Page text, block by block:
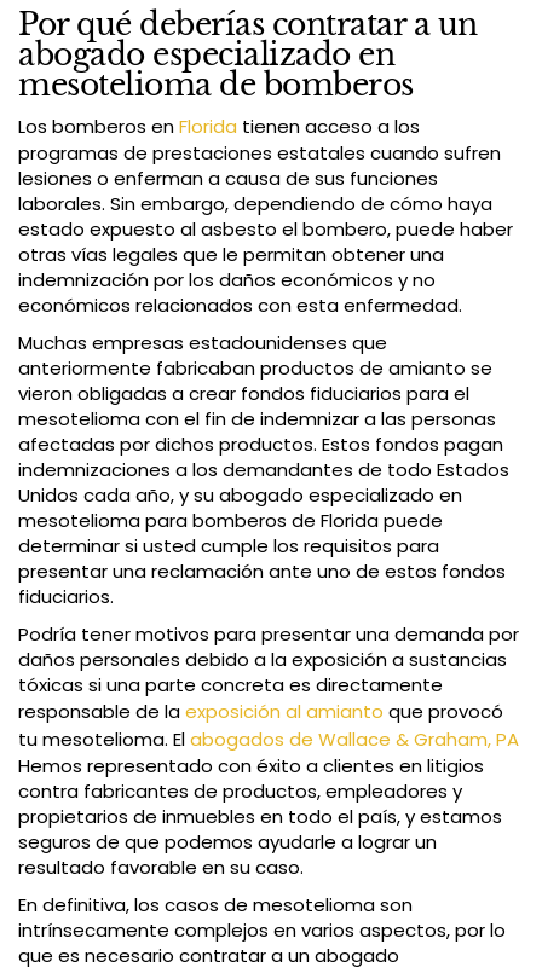
Por qué deberías contratar a un
abogado especializado en
mesotelioma de bomberos
Los bomberos enFlorida tienen acceso a los
programas de prestaciones estatales cuando sufren
lesiones o enferman a causa de sus funciones
laborales. Sin embargo, dependiendo de cómo haya
estado expuesto al asbesto el bombero, puede haber
otras vías legales que le permitan obtener una
indemnización por los daños económicos y no
económicos relacionados con esta enfermedad.
Muchas empresas estadounidenses que
anteriormente fabricaban productos de amianto se
vieron obligadas a crear fondos fiduciarios para el
mesotelioma con el fin de indemnizar a las personas
afectadas por dichos productos. Estos fondos pagan
indemnizaciones a los demandantes de todo Estados
Unidos cada año, y su abogado especializado en
mesotelioma para bomberos de Florida puede
determinar si usted cumple los requisitos para
presentar una reclamación ante uno de estos fondos
fiduciarios.
Podría tener motivos para presentar una demanda por
daños personales debido a la exposición a sustancias
tóxicas si una parte concreta es directamente
responsable de laexposición al amianto que provocó
tu mesotelioma. Elabogados de Wallace & Graham, PA
Hemos representado con éxito a clientes en litigios
contra fabricantes de productos, empleadores y
propietarios de inmuebles en todo el país, y estamos
seguros de que podemos ayudarle a lograr un
resultado favorable en su caso.
En definitiva, los casos de mesotelioma son
intrínsecamente complejos en varios aspectos, por lo
que es necesario contratar a un abogado